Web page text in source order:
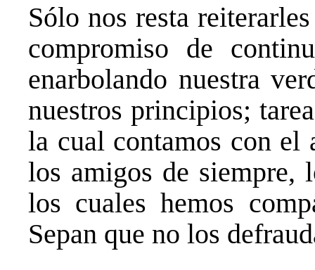
Sólo nos resta
compromiso de
enarbolando nuestra
nuestros principios;
la cual contamos con el
los amigos de siempre,
los cuales hemos
Sepan que no los